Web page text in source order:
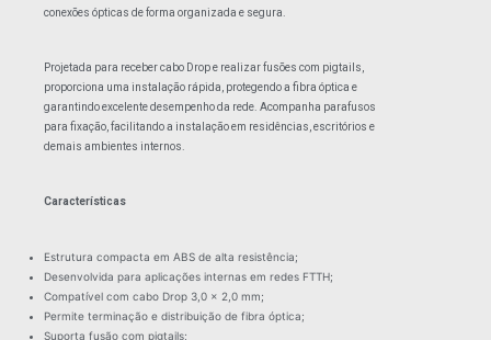
conexões ópticas de forma organizada e segura.
Projetada para receber cabo Drop e realizar fusões com pigtails,
proporciona uma instalação rápida, protegendo a fibra óptica e
garantindo excelente desempenho da rede. Acompanha parafusos
para fixação, facilitando a instalação em residências, escritórios e
demais ambientes internos.
Características
Estrutura compacta em ABS de alta resistência;
Desenvolvida para aplicações internas em redes FTTH;
Compatível com cabo Drop 3,0 x 2,0 mm;
Permite terminação e distribuição de fibra óptica;
Suporta fusão com pigtails;